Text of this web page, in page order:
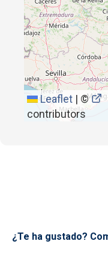
Leaflet | ©
contributors
¿Te ha gustado?